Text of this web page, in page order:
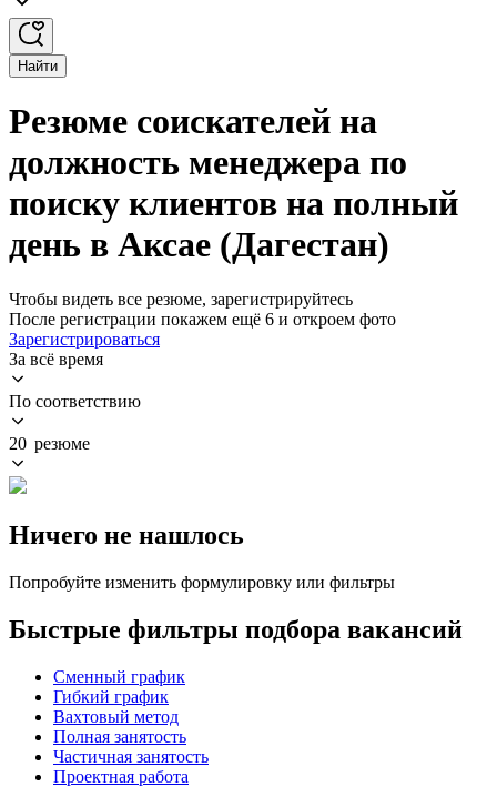
Найти
Резюме соискателей на
должность менеджера по
поиску клиентов на полный
день в Аксае (Дагестан)
Чтобы видеть все резюме, зарегистрируйтесь
После регистрации покажем ещё 6 и откроем фото
Зарегистрироваться
За всё время
По соответствию
20 резюме
Ничего не нашлось
Попробуйте изменить формулировку или фильтры
Быстрые фильтры подбора вакансий
Сменный график
Гибкий график
Вахтовый метод
Полная занятость
Частичная занятость
Проектная работа